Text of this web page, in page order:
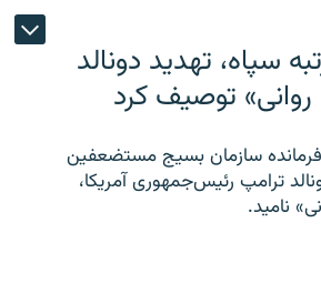
سپاه، تهدید دونالد
توصیف کرد
سازمان بسیج مستضعفین
ترامپ رئیس‌جمهوری آمریکا،
نامید.